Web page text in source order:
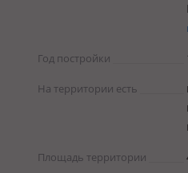
Год постройки
На территории есть
Площадь территории